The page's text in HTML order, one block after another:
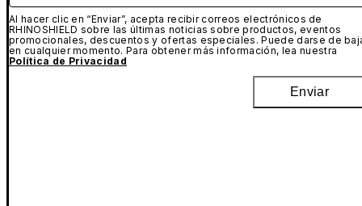
Al hacer clic en “Enviar”, acepta recibir correos electrónicos de
RHINOSHIELD sobre las últimas noticias sobre productos, eventos
promocionales, descuentos y ofertas especiales. Puede darse de
en cualquier momento. Para obtener más información, lea nuestra
Política de Privacidad
Enviar